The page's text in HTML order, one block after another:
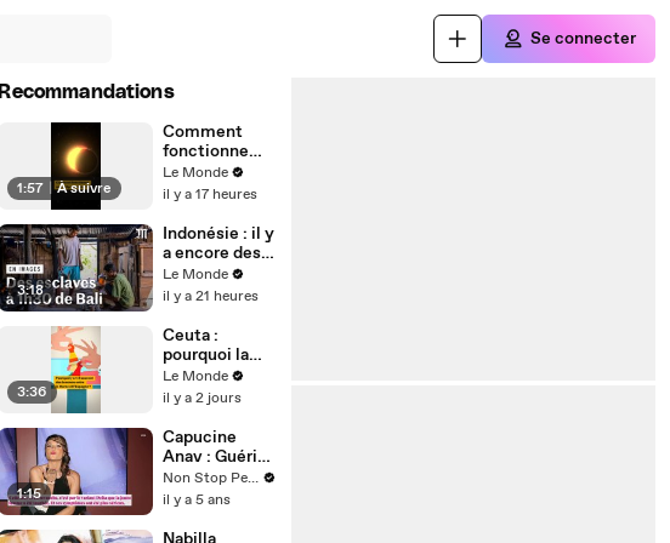
Se connecter
Recommandations
1:57 À suivre
Comment
fonctionne
une éclipse
solaire ?
Le Monde
il y a 17 heures
3:18
Indonésie : il y
a encore des
esclaves sur
cette île à
Le Monde
il y a 21 heures
3:36
Ceuta :
pourquoi la
crise
migratoire
les relations
diplomatiques
entre le
Maroc et
l’Espagne ?
Le Monde
il y a 2 jours
1:15
Capucine
Anav : Guérie
du variant
Delta, elle
nouvelles
Non Stop People
il y a 5 ans